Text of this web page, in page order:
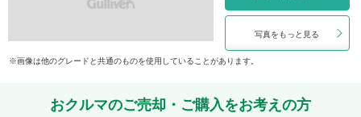
写真をもっと見る
画像は他のグレードと共通のものを使用していることがあります。
おクルマのご売却・ご購入をお考えの方